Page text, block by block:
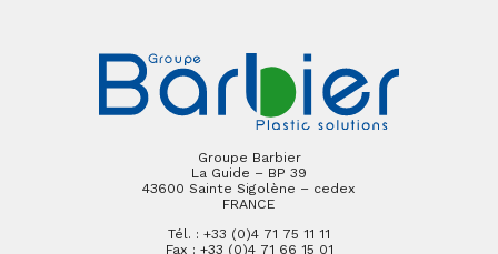
Groupe Barbier
La Guide – BP 39
43600 Sainte Sigolène – cedex
FRANCE
Tél. : +33 (0)4 71 75 11 11
Fax : +33 (0)4 71 66 15 01